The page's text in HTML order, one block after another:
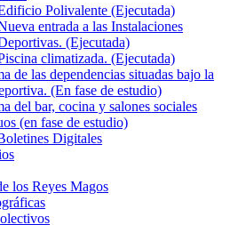
Polivalente (Ejecutada)
entrada a las Instalaciones
(Ejecutada)
climatizada. (Ejecutada)
de las dependencias situadas bajo la
(En fase de estudio)
del bar, cocina y salones sociales
(en fase de estudio)
Digitales
los Reyes Magos